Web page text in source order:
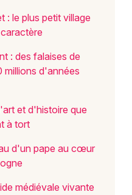
: le plus petit village
: des falaises de
millions d'années
et d'histoire que
à tort
d'un pape au cœur
médiévale vivante